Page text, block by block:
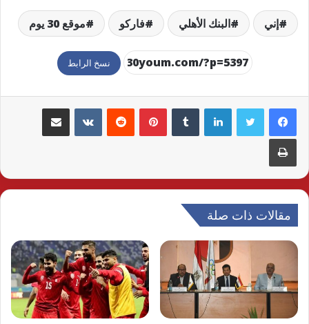
إني البنك الأهلي فاركو موقع 30 يوم
نسخ الرابط
لينكدإن بينتيريست مشاركة عبر البريد
طباعة
مقالات ذات صلة